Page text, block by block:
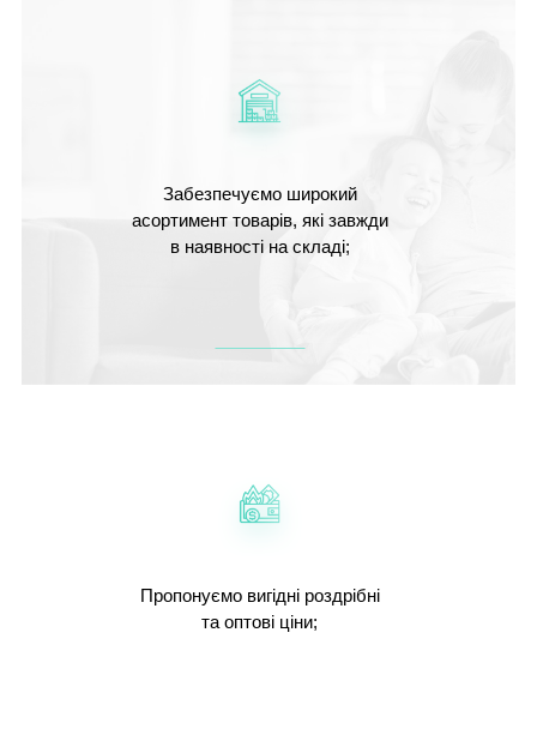
Забезпечуємо широкий
асортимент товарів, які завжди
в наявності на складі;
Пропонуємо вигідні роздрібні
та оптові ціни;